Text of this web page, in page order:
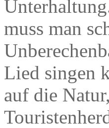
muss man
Lied singen
auf die